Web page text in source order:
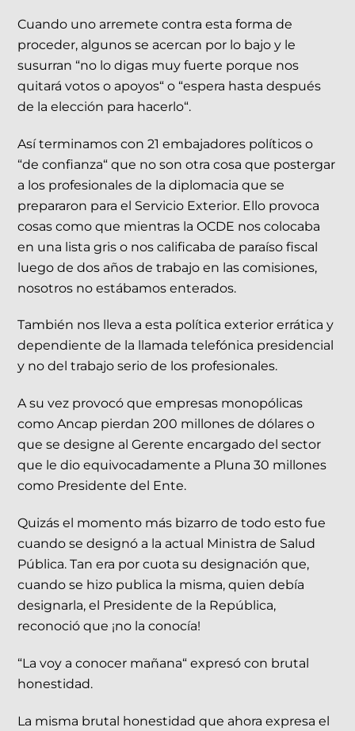
Cuando uno arremete contra esta forma de
proceder, algunos se acercan por lo bajo y le
susurran “no lo digas muy fuerte porque nos
quitará votos o apoyos“ o “espera hasta después
de la elección para hacerlo“.
Así terminamos con 21 embajadores políticos o
“de confianza“ que no son otra cosa que postergar
a los profesionales de la diplomacia que se
prepararon para el Servicio Exterior. Ello provoca
cosas como que mientras la OCDE nos colocaba
en una lista gris o nos calificaba de paraíso fiscal
luego de dos años de trabajo en las comisiones,
nosotros no estábamos enterados.
También nos lleva a esta política exterior errática y
dependiente de la llamada telefónica presidencial
y no del trabajo serio de los profesionales.
A su vez provocó que empresas monopólicas
como Ancap pierdan 200 millones de dólares o
que se designe al Gerente encargado del sector
que le dio equivocadamente a Pluna 30 millones
como Presidente del Ente.
Quizás el momento más bizarro de todo esto fue
cuando se designó a la actual Ministra de Salud
Pública. Tan era por cuota su designación que,
cuando se hizo publica la misma, quien debía
designarla, el Presidente de la República,
reconoció que ¡no la conocía!
“La voy a conocer mañana“ expresó con brutal
honestidad.
La misma brutal honestidad que ahora expresa el